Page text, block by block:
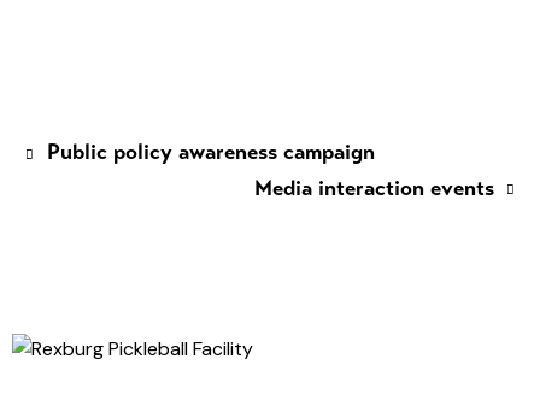
Public policy awareness campaign
Media interaction events